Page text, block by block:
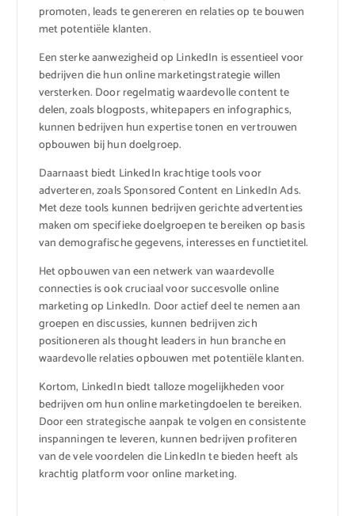
promoten, leads te genereren en relaties op te bouwen
met potentiële klanten.
Een sterke aanwezigheid op LinkedIn is essentieel voor
bedrijven die hun online marketingstrategie willen
versterken. Door regelmatig waardevolle content te
delen, zoals blogposts, whitepapers en infographics,
kunnen bedrijven hun expertise tonen en vertrouwen
opbouwen bij hun doelgroep.
Daarnaast biedt LinkedIn krachtige tools voor
adverteren, zoals Sponsored Content en LinkedIn Ads.
Met deze tools kunnen bedrijven gerichte advertenties
maken om specifieke doelgroepen te bereiken op basis
van demografische gegevens, interesses en functietitel.
Het opbouwen van een netwerk van waardevolle
connecties is ook cruciaal voor succesvolle online
marketing op LinkedIn. Door actief deel te nemen aan
groepen en discussies, kunnen bedrijven zich
positioneren als thought leaders in hun branche en
waardevolle relaties opbouwen met potentiële klanten.
Kortom, LinkedIn biedt talloze mogelijkheden voor
bedrijven om hun online marketingdoelen te bereiken.
Door een strategische aanpak te volgen en consistente
inspanningen te leveren, kunnen bedrijven profiteren
van de vele voordelen die LinkedIn te bieden heeft als
krachtig platform voor online marketing.